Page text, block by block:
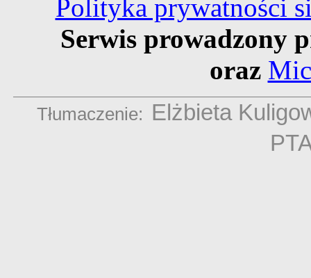
Polityka prywatności
Serwis prowadzony
oraz
Tłumaczenie: Elżbieta